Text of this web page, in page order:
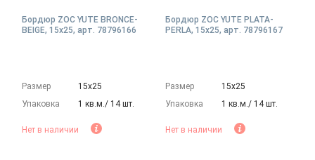
Бордюр ZOC YUTE BRONCE-
BEIGE, 15x25, арт. 78796166
Размер
15х25
Упаковка
1 кв.м./ 14 шт.
Нет в наличии
Бордюр ZOC YUTE PLATA-
PERLA, 15x25, арт. 78796167
Размер
15х25
Упаковка
1 кв.м./ 14 шт.
Нет в наличии